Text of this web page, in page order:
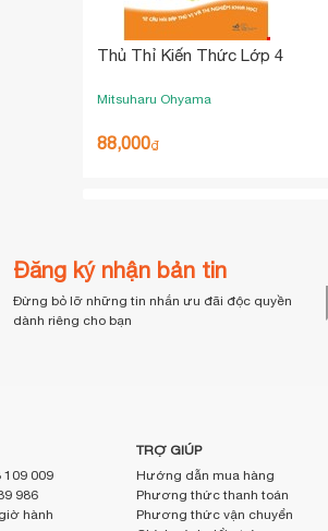
Thủ Thỉ Kiến Thức Lớp 4
Mitsuharu Ohyama
88,000₫
Đăng ký nhận bản tin
Đừng bỏ lỡ những tin nhắn ưu đãi độc quyền
dành riêng cho bạn
109 009
986
hành
TRỢ GIÚP
Hướng dẫn mua hàng
Phương thức thanh toán
Phương thức vận chuyển